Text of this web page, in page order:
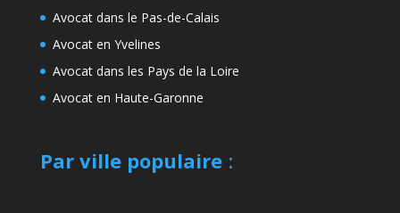
Avocat dans le Pas-de-Calais
Avocat en Yvelines
Avocat dans les Pays de la Loire
Avocat en Haute-Garonne
Par ville populaire: